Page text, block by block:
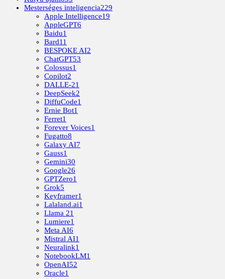
Mesterséges inteligencia229
Apple Intelligence19
AppleGPT6
Baidu1
Bard11
BESPOKE AI2
ChatGPT53
Colossus1
Copilot2
DALLE-21
DeepSeek2
DiffuCode1
Ernie Bot1
Ferret1
Forever Voices1
Fugatto8
Galaxy AI7
Gauss1
Gemini30
Google26
GPTZero1
Grok5
Keyframer1
Lalaland.ai1
Llama 21
Lumiere1
Meta AI6
Mistral AI1
Neuralink1
NotebookLM1
OpenAI52
Oracle1